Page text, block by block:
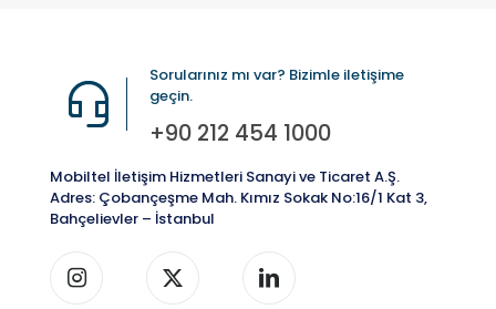
Sorularınız mı var? Bizimle iletişime
geçin.
+90 212 454 1000
Mobiltel İletişim Hizmetleri Sanayi ve Ticaret A.Ş.
Adres: Çobançeşme Mah. Kımız Sokak No:16/1 Kat 3,
Bahçelievler – İstanbul